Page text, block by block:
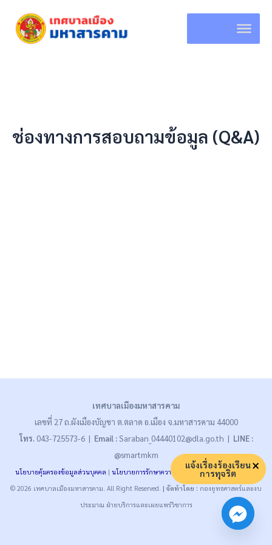
content
ช่องทางการสอบถามข้อมูล (Q&A)
เทศบาลเมืองมหาสารคาม
เลขที่ 27 ถ.ผังเมืองบัญชา ต.ตลาด อ.เมือง จ.มหาสารคาม 44000
โทร.043-725573-6 | Email :Saraban_04440102@dla.go.th | LINE :
@smartmkm
นโยบายคุ้มครองข้อมูลส่วนบุคคล | นโยบายการรักษาความมั่นคงปลอดภัย|นโยบายคุกกี้
© 2026 เทศบาลเมืองมหาสารคาม. All Right Reserved. | จัดทำโดย : กองยุทธศาสตร์และงบ
ประมาณ ฝ่ายบริการและเผยแพร่วิชาการ
แจ้งเรื่องร้องเรียน
การทุจริต